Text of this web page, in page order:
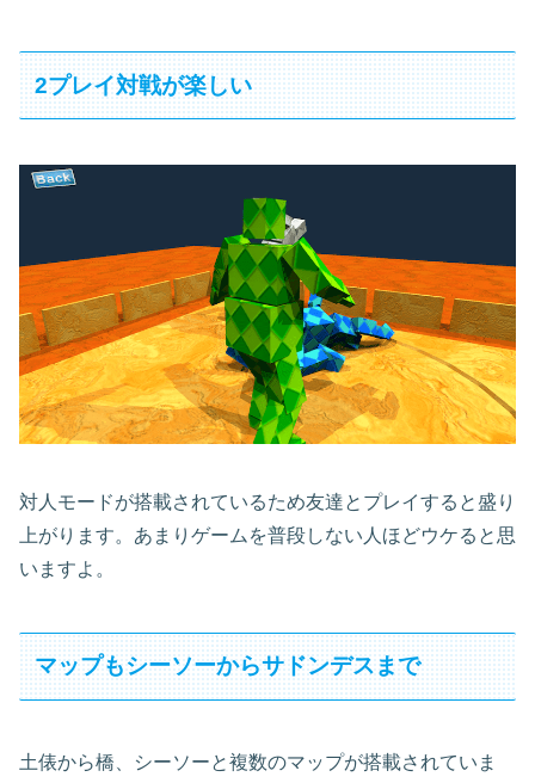
2プレイ対戦が楽しい
対人モードが搭載されているため友達とプレイすると盛り
上がります。あまりゲームを普段しない人ほどウケると思
いますよ。
マップもシーソーからサドンデスまで
土俵から橋、シーソーと複数のマップが搭載されていま